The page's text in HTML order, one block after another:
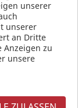
unserer
unserer
an Dritte
zu
unsere